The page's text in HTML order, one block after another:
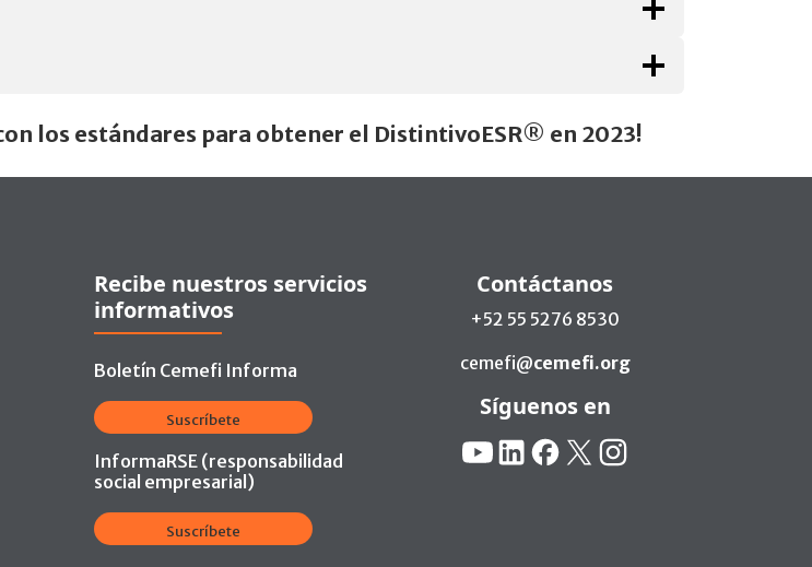
los estándares para obtener el DistintivoESR® en 2023!
Recibe nuestros servicios
informativos
Boletín Cemefi Informa
Suscríbete
InformaRSE (responsabilidad
social empresarial)
Suscríbete
Contáctanos
+52 55 5276 8530
cemefi@cemefi.org
Síguenos en
Redes Sociales:
YouTube
LinkedinFacebook
X Instagram